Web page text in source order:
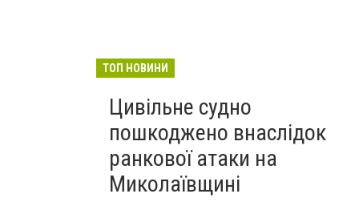
ТОП НОВИНИ
Цивільне судно
пошкоджено внаслідок
ранкової атаки на
Миколаївщині